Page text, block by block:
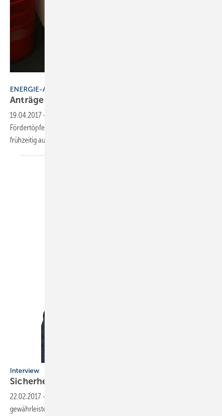
ENERGIE-ATLAS BAYERN
Anträge
19.04.2017 -
Fördertöpfe Heizungstausch und EnergieSystemHaus waren 2016
frühzeitig ausgeschöpft, jetzt wurden die Programme
Interview
Sicherheit steht an erster
22.02.2017 -
gewährleisten